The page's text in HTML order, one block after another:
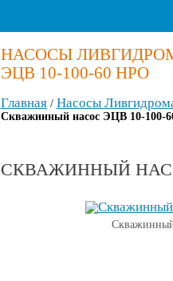
НАСОСЫ
ЭЦВ 10-100-60 НРО
Главная/ Насосы
Скважинный насос ЭЦВ 10-100-
СКВАЖИННЫЙ